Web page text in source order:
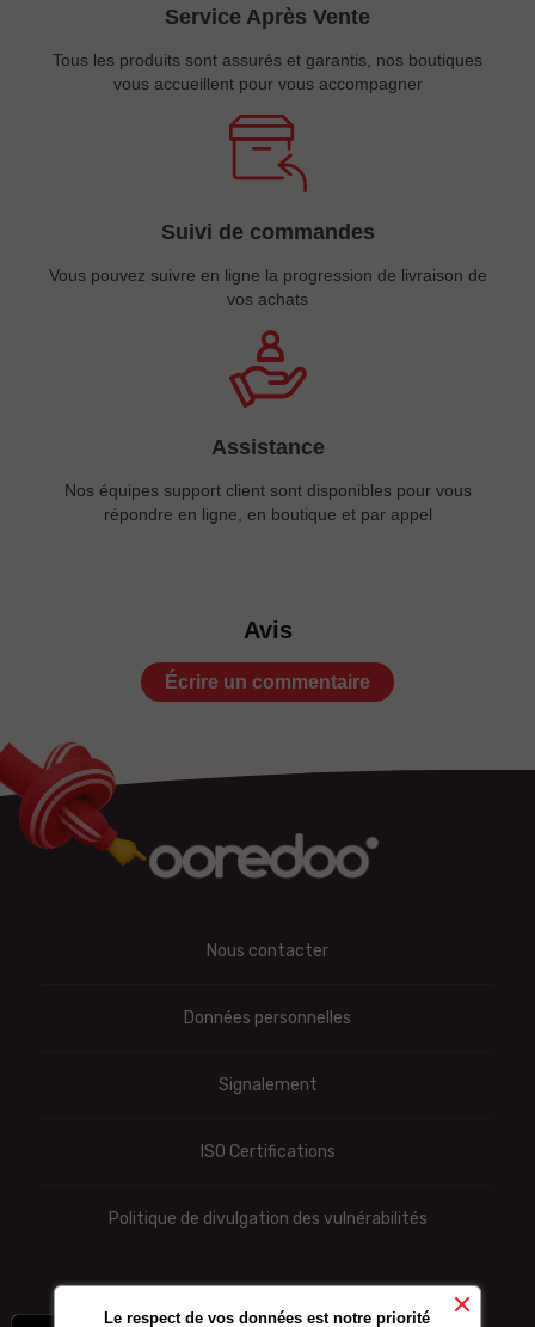
Service Après Vente
Tous les produits sont assurés et garantis, nos boutiques
vous accueillent pour vous accompagner
Suivi de commandes
Vous pouvez suivre en ligne la progression de livraison de
vos achats
Assistance
Nos équipes support client sont disponibles pour vous
répondre en ligne, en boutique et par appel
Avis
Écrire un commentaire
Nous contacter
Données personnelles
Signalement
ISO Certifications
Politique de divulgation des vulnérabilités
Le respect de vos données est notre priorité